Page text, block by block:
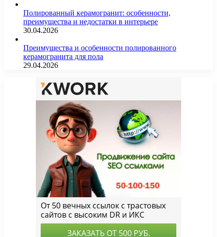
Полированный керамогранит: особенности,
преимущества и недостатки в интерьере
30.04.2026
Преимущества и особенности полированного
керамогранита для пола
29.04.2026